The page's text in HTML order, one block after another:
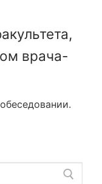
врача-